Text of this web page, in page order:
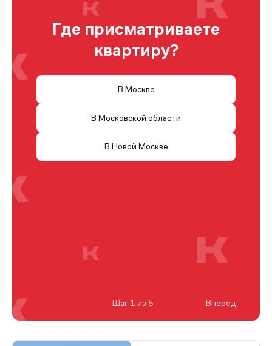
Где присматриваете
квартиру?
В Москве
В Московской области
В Новой Москве
Шаг 1 из 5 Вперед